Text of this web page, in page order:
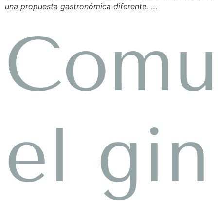
una propuesta gastronómica diferente. …
el gin